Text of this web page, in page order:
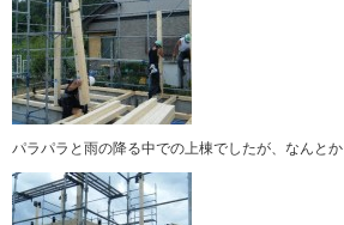
パラパラと雨の降る中での上棟でしたが、なんとか